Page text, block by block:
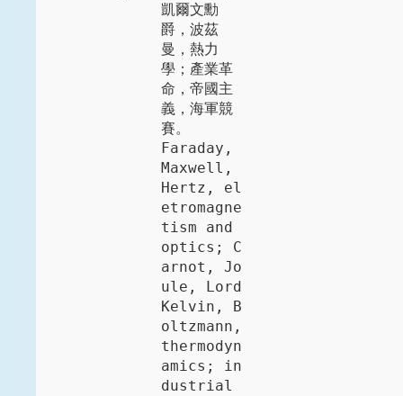
凱爾文勳
爵，波茲
曼，熱力
學；產業革
命，帝國主
義，海軍競
賽。
Faraday,
Maxwell,
Hertz, el
etromagne
tism and
optics; C
arnot, Jo
ule, Lord
Kelvin, B
oltzmann,
thermodyn
amics; in
dustrial